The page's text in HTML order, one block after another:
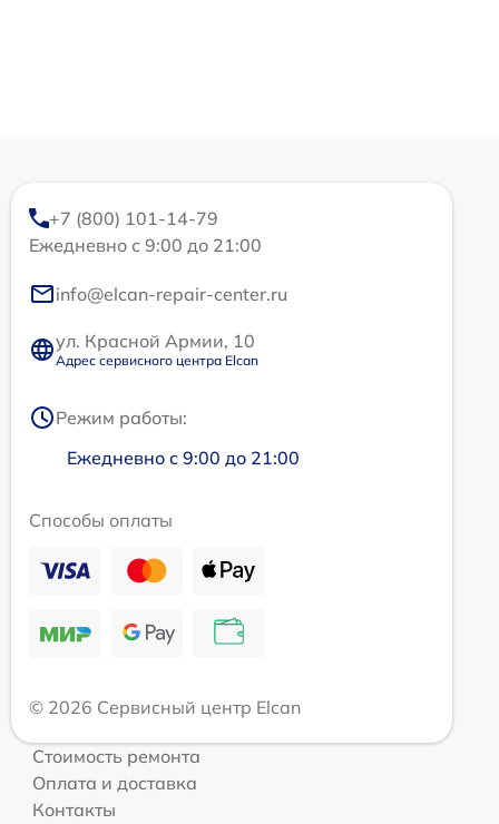
+7 (800) 101-14-79
Ежедневно с 9:00 до 21:00
info@elcan-repair-center.ru
ул. Красной Армии, 10
Адрес сервисного центра Elcan
Режим работы:
Ежедневно с 9:00 до 21:00
Способы оплаты
© 2026 Сервисный центр Elcan
Стоимость ремонта
Оплата и доставка
Контакты